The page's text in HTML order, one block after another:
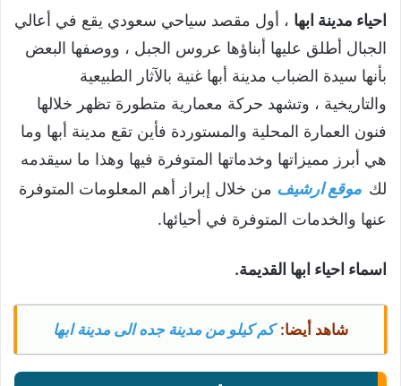
احياء مدينة ابها ، أول مقصد سياحي سعودي يقع في أعالي
الجبال أطلق عليها أبناؤها عروس الجبل ، ووصفها البعض
بأنها سيدة الضباب مدينة أبها غنية بالآثار الطبيعية
والتاريخية ، وتشهد حركة معمارية متطورة تظهر خلالها
فنون العمارة المحلية والمستوردة فأين تقع مدينة أبها وما
هي أبرز مميزاتها وخدماتها المتوفرة فيها وهذا ما سيقدمه
لك موقع ارشيف من خلال إبراز أهم المعلومات المتوفرة
عنها والخدمات المتوفرة في أحيائها.
اسماء احياء ابها القديمة.
شاهد أيضا:كم كيلو من مدينة جده الى مدينة ابها